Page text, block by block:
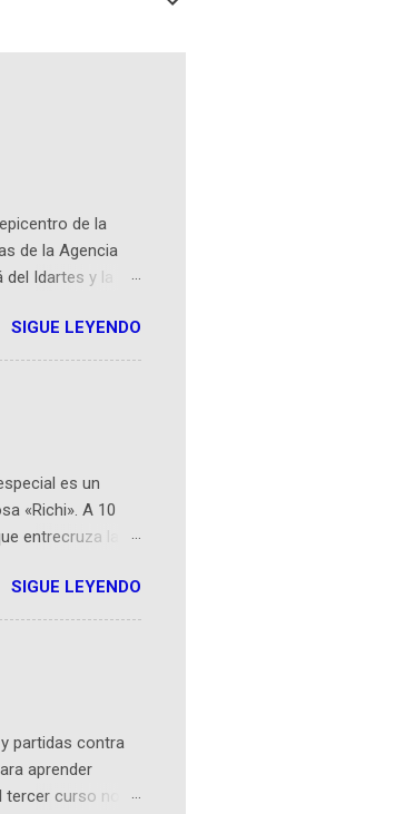
de la
de la Agencia
Idartes y la
que opera en
satélites y
93), in...
SIGUE LEYENDO
es un
«Richi». A 10
entrecruza la
y de
novela de espías
Richi hoy se
SIGUE LEYENDO
partidas contra
aprender
curso no